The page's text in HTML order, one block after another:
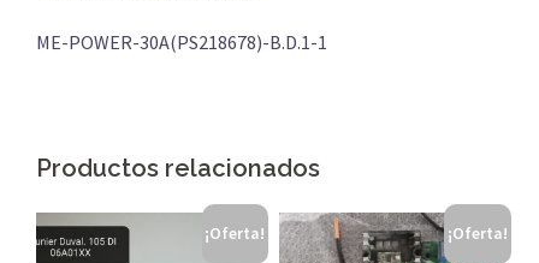
ME-POWER-30A(PS218678)-B.D.1-1
Productos relacionados
¡Oferta! ¡Oferta!